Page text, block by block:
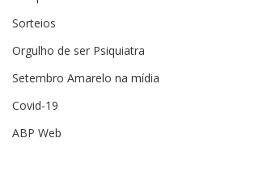
Sorteios
Orgulho de ser Psiquiatra
Setembro Amarelo na mídia
Covid-19
ABP Web